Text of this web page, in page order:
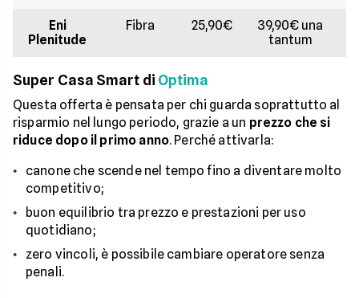
Eni
Plenitude
Fibra 25,90€
39,90€ una
tantum
Super Casa Smart di Optima
Questa offerta è pensata per chi guarda soprattutto al
risparmio nel lungo periodo, grazie a un prezzo che si
riduce dopo il primo anno. Perché attivarla:
canone che scende nel tempo fino a diventare molto
competitivo;
buon equilibrio tra prezzo e prestazioni per uso
quotidiano;
zero vincoli, è possibile cambiare operatore senza
penali.